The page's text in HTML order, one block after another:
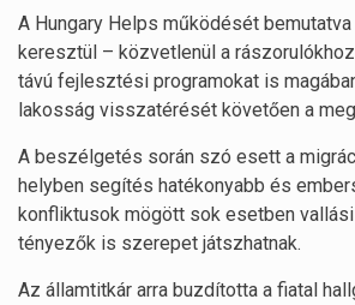
A Hungary Helps működését
keresztül – közvetlenül a
távú fejlesztési programokat is
lakosság visszatérését követően a
A beszélgetés során szó esett a
helyben segítés hatékonyabb és
konfliktusok mögött sok esetben
tényezők is szerepet játszhatnak.
Az államtitkár arra buzdította a fiatal